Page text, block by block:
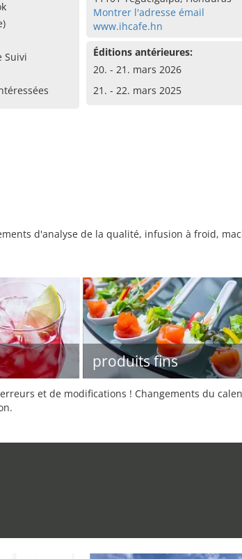
Suivi
Montrer l'adresse émail
www.ihcafe.hn
Éditions antérieures:
20. - 21. mars 2026
21. - 22. mars 2025
d'analyse de la qualité, infusion à froid,
produits fins
et de modifications ! Changements du